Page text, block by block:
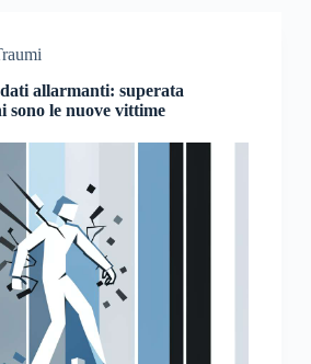
allarmanti: superata
sono le nuove vittime